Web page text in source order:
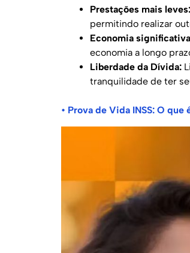
Prestações mais leves:
permitindo realizar
Economia
economia a longo
Liberdade da Dívida:
tranquilidade de ter
• Prova de Vida INSS: O